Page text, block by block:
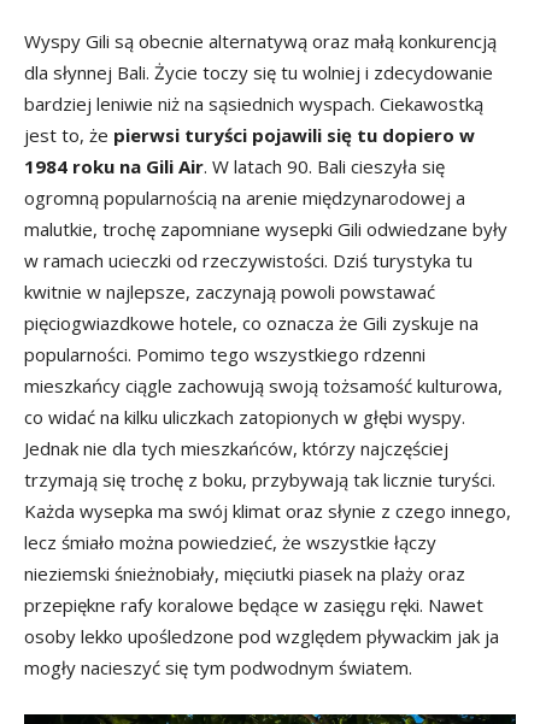
Wyspy Gili są obecnie alternatywą oraz małą konkurencją
dla słynnej Bali. Życie toczy się tu wolniej i zdecydowanie
bardziej leniwie niż na sąsiednich wyspach. Ciekawostką
jest to, że pierwsi turyści pojawili się tu dopiero w
1984 roku na Gili Air. W latach 90. Bali cieszyła się
ogromną popularnością na arenie międzynarodowej a
malutkie, trochę zapomniane wysepki Gili odwiedzane były
w ramach ucieczki od rzeczywistości. Dziś turystyka tu
kwitnie w najlepsze, zaczynają powoli powstawać
pięciogwiazdkowe hotele, co oznacza że Gili zyskuje na
popularności. Pomimo tego wszystkiego rdzenni
mieszkańcy ciągle zachowują swoją tożsamość kulturowa,
co widać na kilku uliczkach zatopionych w głębi wyspy.
Jednak nie dla tych mieszkańców, którzy najczęściej
trzymają się trochę z boku, przybywają tak licznie turyści.
Każda wysepka ma swój klimat oraz słynie z czego innego,
lecz śmiało można powiedzieć, że wszystkie łączy
nieziemski śnieżnobiały, mięciutki piasek na plaży oraz
przepiękne rafy koralowe będące w zasięgu ręki. Nawet
osoby lekko upośledzone pod względem pływackim jak ja
mogły nacieszyć się tym podwodnym światem.